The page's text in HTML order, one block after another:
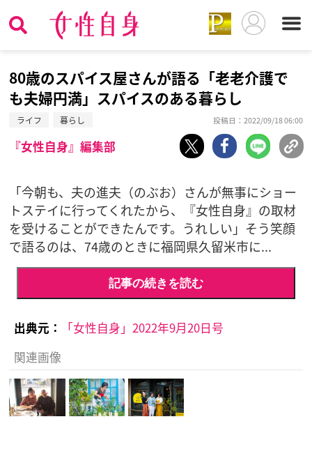
80歳のスパイス屋さんが語る「老老介護で
も夫婦円満」スパイスのある暮らし
ライフ 暮らし 投稿日：2022/09/18 06:00
『女性自身』編集部
「今朝も、夫の進夫（のぶお）さんが無事にショー
トステイに行ってくれたから、『女性自身』の取材
を受けることができたんです。うれしい」そう笑顔
で語るのは、74歳のときに福岡県久留米市に...
記事の続きを読む
出典元：
「女性自身」2022年9月20日号
関連画像